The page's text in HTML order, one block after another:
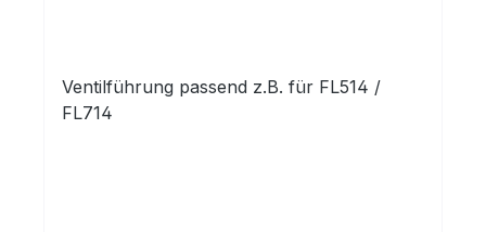
Ventilführung passend z.B. für FL514 /
FL714